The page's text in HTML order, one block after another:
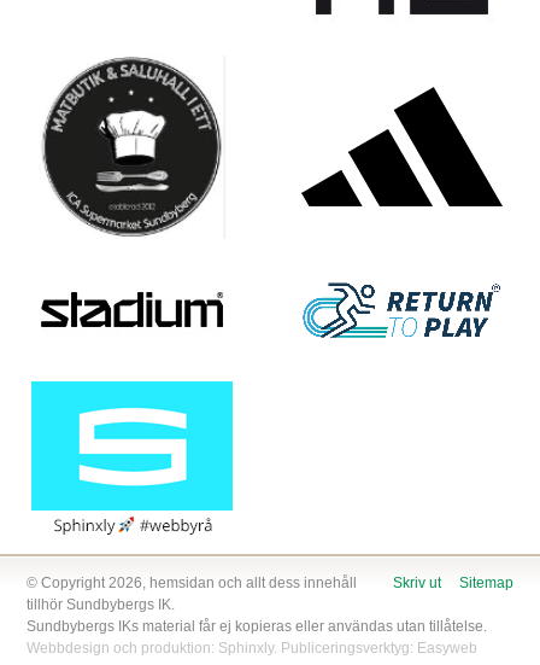
Sitemap
Skriv ut
© Copyright 2026, hemsidan och allt dess innehåll
tillhör Sundbybergs IK.
Sundbybergs IKs material får ej kopieras eller användas utan tillåtelse.
Webbdesign och produktion: Sphinxly. Publiceringsverktyg: Easyweb